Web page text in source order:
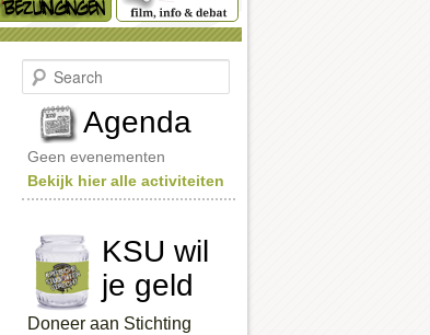
e
c
h
Agenda
Geen evenementen
Bekijk hier alle activiteiten
KSU wil
je geld
Doneer aan Stichting